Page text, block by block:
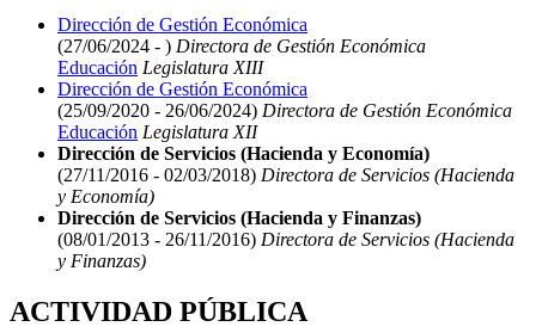
Dirección de Gestión Económica
(27/06/2024 - ) Directora de Gestión Económica
Educación Legislatura XIII
Dirección de Gestión Económica
(25/09/2020 - 26/06/2024) Directora de Gestión Económica
Educación Legislatura XII
Dirección de Servicios (Hacienda y Economía)
(27/11/2016 - 02/03/2018) Directora de Servicios (Hacienda
y Economía)
Dirección de Servicios (Hacienda y Finanzas)
(08/01/2013 - 26/11/2016) Directora de Servicios (Hacienda
y Finanzas)
ACTIVIDAD PÚBLICA